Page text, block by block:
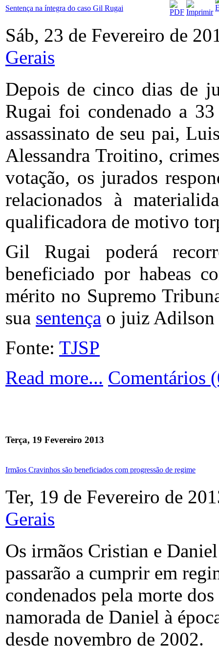
Sentença na íntegra do caso Gil Rugai
Sáb, 23 de Fevereiro de
Gerais
Depois de cinco dias de
Rugai foi condenado a
assassinato de seu pai,
Alessandra Troitino,
votação, os jurados
relacionados à
qualificadora de motivo
Gil Rugai poderá
beneficiado por habeas
mérito no Supremo
sua sentença o juiz
Fonte: TJSP
Read more... Comentários
Terça, 19 Fevereiro 2013
Irmãos Cravinhos são beneficiados com progressão de regime
Ter, 19 de Fevereiro de
Gerais
Os irmãos Cristian e
passarão a cumprir em
condenados pela morte
namorada de Daniel à
desde novembro de 2002.